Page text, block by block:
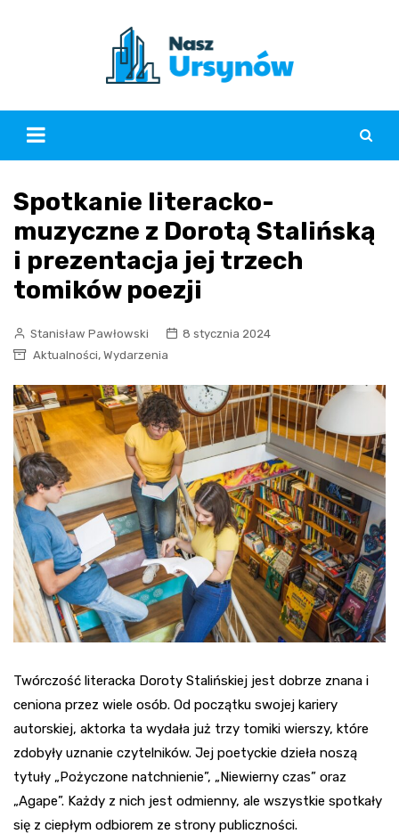
Spotkanie literacko-
muzyczne z Dorotą Stalińską
i prezentacja jej trzech
tomików poezji
Stanisław Pawłowski
8 stycznia 2024
Aktualności, Wydarzenia
Twórczość literacka Doroty Stalińskiej jest dobrze znana i
ceniona przez wiele osób. Od początku swojej kariery
autorskiej, aktorka ta wydała już trzy tomiki wierszy, które
zdobyły uznanie czytelników. Jej poetyckie dzieła noszą
tytuły „Pożyczone natchnienie”, „Niewierny czas” oraz
„Agape”. Każdy z nich jest odmienny, ale wszystkie spotkały
się z ciepłym odbiorem ze strony publiczności.